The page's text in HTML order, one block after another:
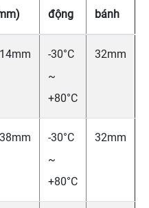
động
bánh
-30°C
~
+80°C
32mm
-30°C
~
+80°C
32mm